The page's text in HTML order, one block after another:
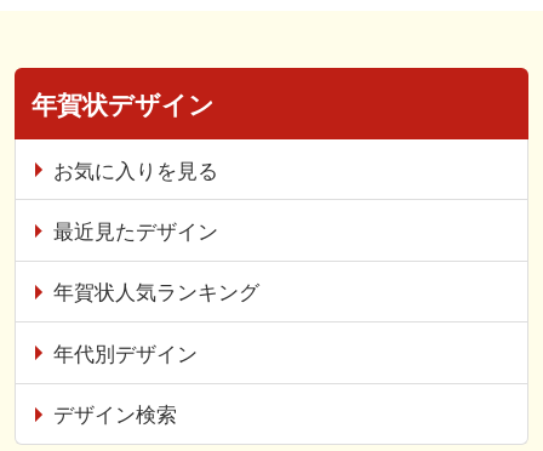
年賀状デザイン
お気に入りを見る
最近見たデザイン
年賀状人気ランキング
年代別デザイン
デザイン検索